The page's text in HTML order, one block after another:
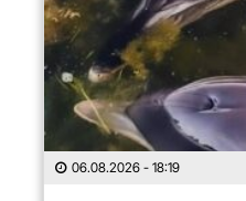
06.08.2026 - 18:19